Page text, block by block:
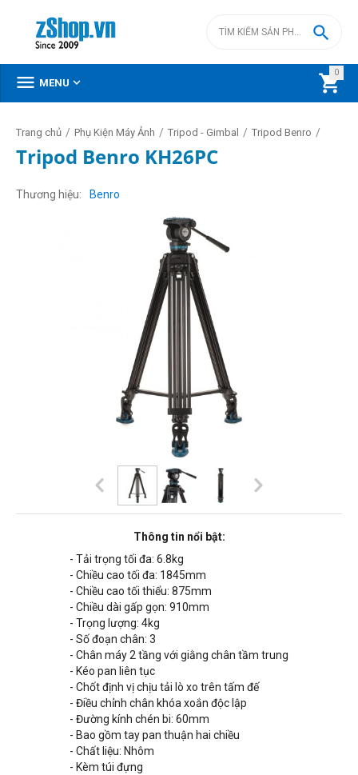
0


 MENU 
Trang chủ / Phụ Kiện Máy Ảnh / Tripod - Gimbal / Tripod Benro /
Tripod Benro KH26PC
Thương hiệu Benro
Thông tin nổi bật:
- Tải trọng tối đa: 6.8kg
- Chiều cao tối đa: 1845mm
- Chiều cao tối thiểu: 875mm
- Chiều dài gấp gọn: 910mm
- Trọng lượng: 4kg
- Số đoạn chân: 3
- Chân máy 2 tầng với giằng chân tầm trung
- Kéo pan liên tục
- Chốt định vị chịu tải lò xo trên tấm đế
- Điều chỉnh chân khóa xoắn độc lập
- Đường kính chén bi: 60mm
- Bao gồm tay pan thuận hai chiều
- Chất liệu: Nhôm
- Kèm túi đựng